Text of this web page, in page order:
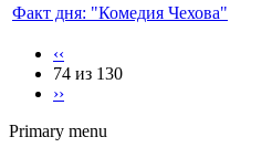
Факт дня: "Комедия Чехова"
‹‹
74 из 130
››
Primary menu